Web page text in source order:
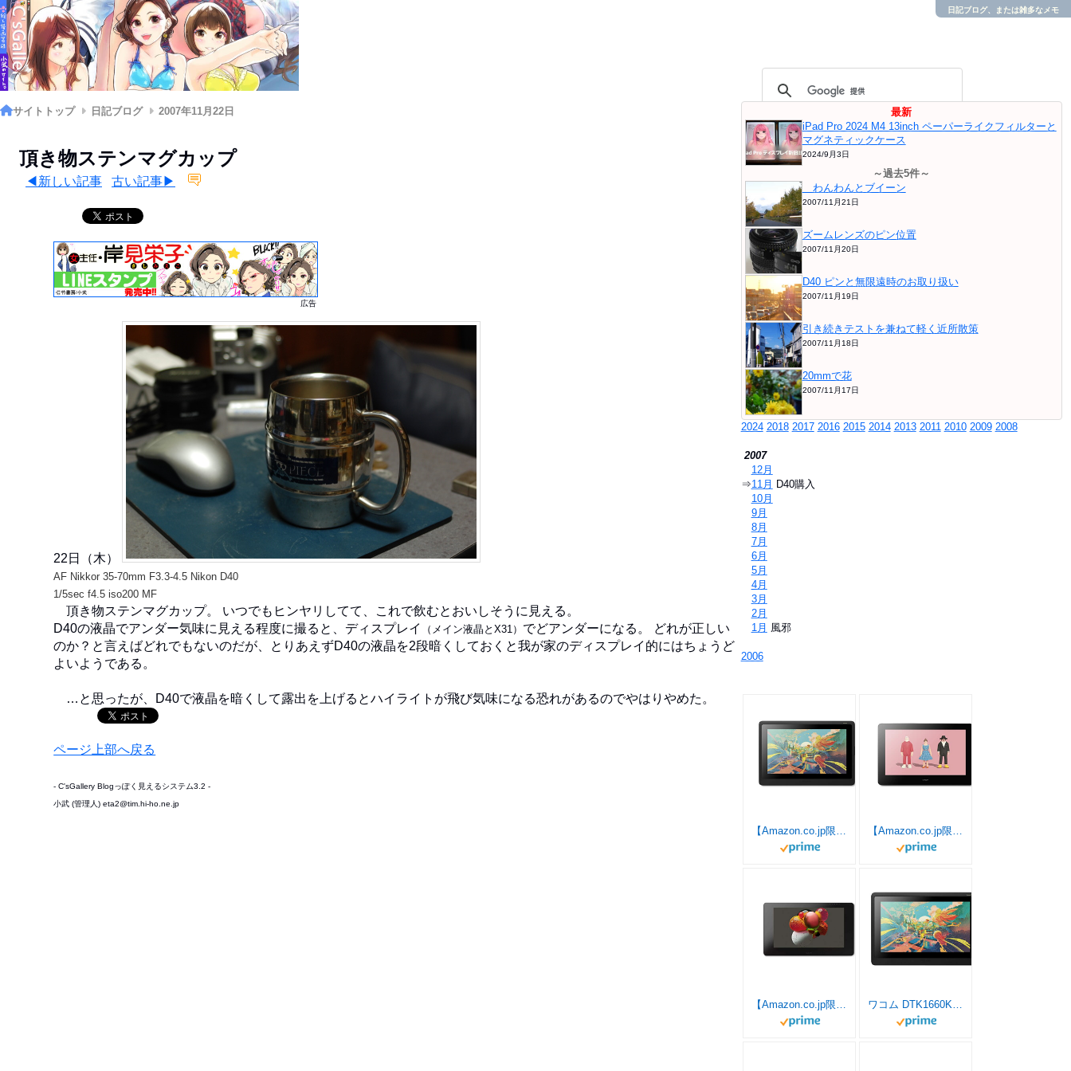
日記ブログ、または雑多なメモ
サイトトップ 日記ブログ 2007年11月22日
頂き物ステンマグカップ
◀新しい記事 古い記事▶
広告
22日（木）
AF Nikkor 35-70mm F3.3-4.5 Nikon D40
1/5sec f4.5 iso200 MF
頂き物ステンマグカップ。 いつでもヒンヤリしてて、これで飲むとおいしそうに見える。
D40の液晶でアンダー気味に見える程度に撮ると、ディスプレイ
（メイン液晶とX31） でどアンダーになる。 どれが正しい
のか？と言えばどれでもないのだが、とりあえずD40の液晶を2段暗くしておくと我が家のディスプレイ的にはちょうど
よいようである。
…と思ったが、D40で液晶を暗くして露出を上げるとハイライトが飛び気味になる恐れがあるのでやはりやめた。
最新
iPad Pro 2024 M4 13inch ペーパーライクフィルターと
マグネティックケース
2024/9月3日
～過去5件～
わんわんとブイーン
2007/11月21日
ズームレンズのピン位置
2007/11月20日
D40 ピンと無限遠時のお取り扱い
2007/11月19日
引き続きテストを兼ねて軽く近所散策
2007/11月18日
20mmで花
2007/11月17日
2024 2018 2017 2016 2015 2014 2013 2011 2010 2009 2008
2007
12月
⇒11月 D40購入
10月
9月
8月
7月
6月
5月
4月
3月
2月
1月 風邪
2006
【Amazon.co.jp限定】ワコム 液タブ 液晶ペンタブレット Wacom Cintiq 16 FHD ブラック オリジナルカスタムブラシセット DTK1660K1D 【Amazon.co.jp限定】 ワコム 液タブ 液晶ペンタブレット 15.6型 Wacom Cintiq Pro 16 (2021) ペン&タッチモデル オリジナルカスタムブラシセット ブラック DTH167K1D
【Amazon.co.jp限定】 ワコム液晶ペンタブレット23.6型 Wacom Cintiq Pro 24 ペン&タッチモデル オリジナルデータ ブラック TDTH-2420/K0 ワコム DTK1660K0D 液晶ペンタブレット Wacom Cintiq 16 black
ページ上部へ戻る
- C'sGallery Blogっぽく見えるシステム3.2 -
小武 (管理人) eta2@tim.hi-ho.ne.jp